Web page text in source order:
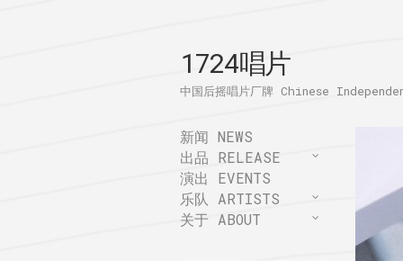
1724唱片
中国后摇唱片厂牌 Chinese
新闻 NEWS
出品 RELEASE
演出 EVENTS
乐队 ARTISTS
关于 ABOUT